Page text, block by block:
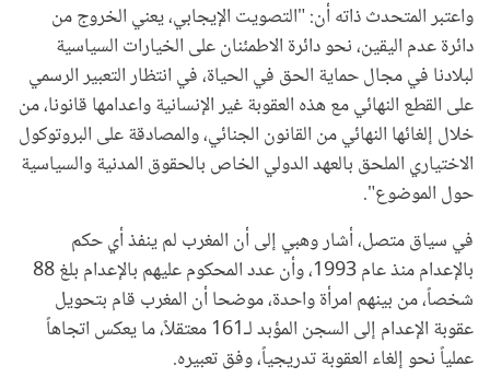
واعتبر المتحدث ذاته أن: "التصويت الإيجابي، يعني الخروج من
دائرة عدم اليقين، نحو دائرة الاطمئنان على الخيارات السياسية
لبلادنا في مجال حماية الحق في الحياة، في انتظار التعبير الرسمي
على القطع النهائي مع هذه العقوبة غير الإنسانية واعدامها قانونا، من
خلال إلغائها النهائي من القانون الجنائي، والمصادقة على البروتوكول
الاختياري الملحق بالعهد الدولي الخاص بالحقوق المدنية والسياسية
حول الموضوع".
في سياق متصل، أشار وهبي إلى أن المغرب لم ينفذ أي حكم
بالإعدام منذ عام 1993، وأن عدد المحكوم عليهم بالإعدام بلغ 88
شخصاً، من بينهم امرأة واحدة، موضحا أن المغرب قام بتحويل
عقوبة الإعدام إلى السجن المؤبد لـ161 معتقلاً، ما يعكس اتجاهاً
عملياً نحو إلغاء العقوبة تدريجياً، وفق تعبيره.